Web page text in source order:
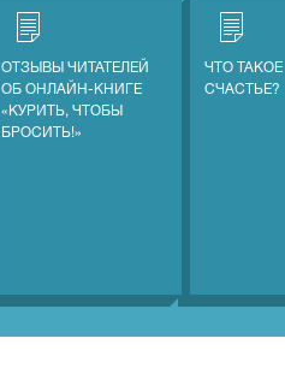
ОТЗЫВЫ ЧИТАТЕЛЕЙ
ОБ ОНЛАЙН-КНИГЕ
«КУРИТЬ, ЧТОБЫ
БРОСИТЬ!»
ЧТО ТАКОЕ
СЧАСТЬЕ?